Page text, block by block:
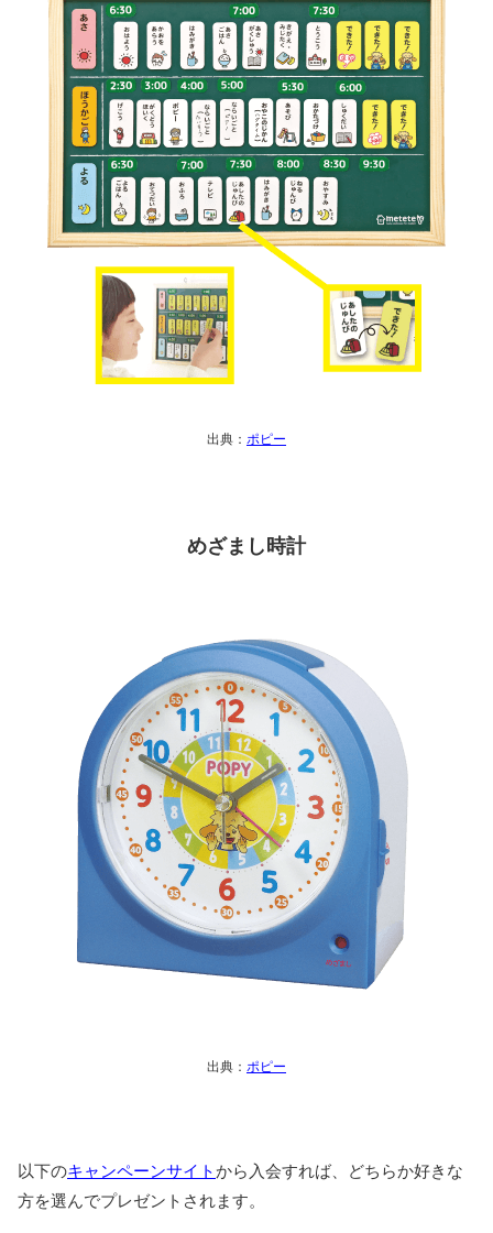
出典： ポピー
めざまし時計
出典： ポピー
以下のキャンペーンサイトから入会すれば、どちらか好きな
方を選んでプレゼントされます。